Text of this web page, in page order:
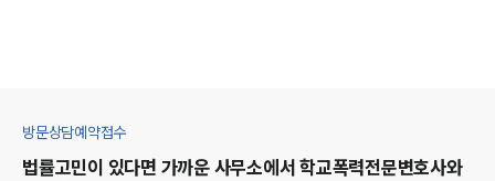
방문상담예약접수
법률고민이 있다면 가까운 사무소에서 학교폭력전문변호사와